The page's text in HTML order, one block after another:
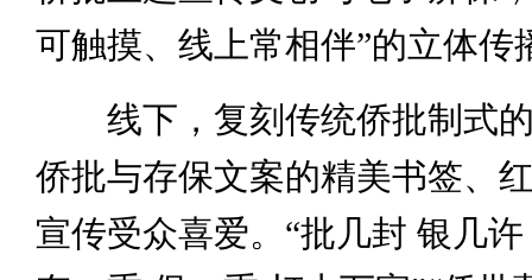
可触摸、线上常相伴”的立体传
线下，复刻传统侨批制式的
侨批与存保文案的精美书签、
宣传受众喜爱。“批几封 银几